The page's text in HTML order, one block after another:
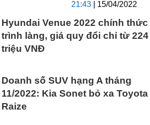
21:43 | 15/04/2022
Hyundai Venue 2022 chính thức
trình làng, giá quy đổi chỉ từ 224
triệu VNĐ
Doanh số SUV hạng A tháng
11/2022: Kia Sonet bỏ xa Toyota
Raize